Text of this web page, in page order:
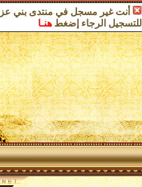
أنت غير مسجل في منتدى بني
للتسجيل الرجاء إضغط هنـا